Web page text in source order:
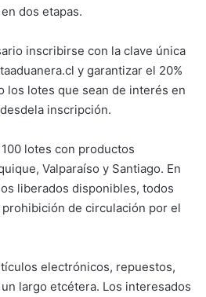
dos etapas.
inscribirse con la clave única
y garantizar el 20%
los lotes que sean de interés en
inscripción.
lotes con productos
Valparaíso y Santiago. En
liberados disponibles, todos
de circulación por el
electrónicos, repuestos,
largo etcétera. Los interesados